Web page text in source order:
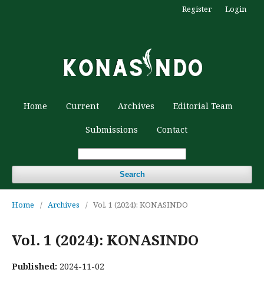
Home Current Archives Editorial Team
Submissions Contact
Search
Register Login
Home / Archives / Vol. 1 (2024): KONASINDO
Vol. 1 (2024): KONASINDO
Published: 2024-11-02